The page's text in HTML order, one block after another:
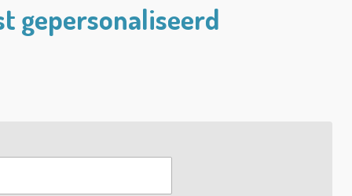
gepersonaliseerd